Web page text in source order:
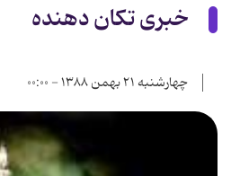
خبری تکان دهنده
چهارشنبه ۲۱ بهمن ۱۳۸۸ - ۰۰:۰۰